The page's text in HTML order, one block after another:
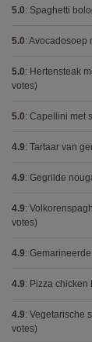
5.0: Spaghetti
5.0: Avocadosoep
5.0: Hertensteak
votes)
5.0: Capellini met
4.9: Tartaar van
4.9: Gegrilde
4.9:
votes)
4.9:
4.9: Pizza chicken
4.9: Vegetarische
votes)